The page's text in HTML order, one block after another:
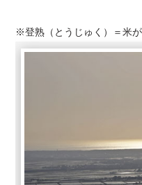
※登熟（とうじゅく）＝米